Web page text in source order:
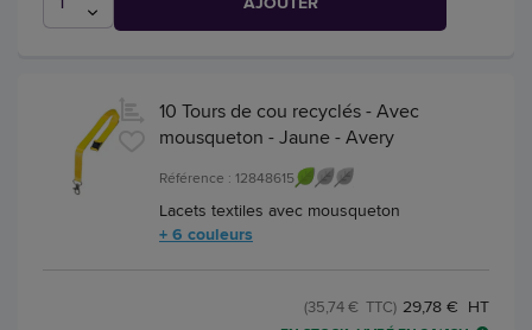
10 Tours de cou recyclés - Avec
mousqueton - Jaune - Avery
Référence : 12848615
Lacets textiles avec mousqueton
+ 6 couleurs
29,78 € HT
(35,74 € TTC)